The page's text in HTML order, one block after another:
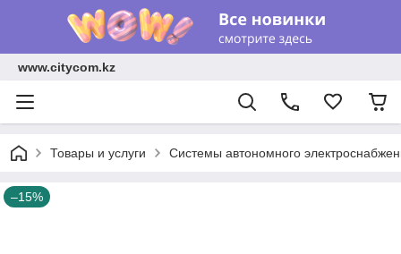
www.citycom.kz
Товары и услуги Системы автономного
–15%